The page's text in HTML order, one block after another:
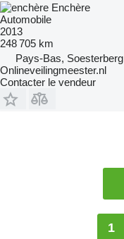
Enchère
Automobile
2013
248 705 km
Pays-Bas, Soesterberg
Onlineveilingmeester.nl
Contacter le vendeur
1